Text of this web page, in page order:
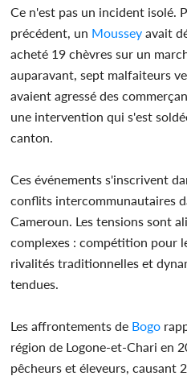
Ce n'est pas un incident isolé.
précédent, un Moussey avait
acheté 19 chèvres sur un
auparavant, sept malfaiteurs
avaient agressé des
une intervention qui s'est
canton.
Ces événements s'inscrivent
conflits intercommunautaires
Cameroun. Les tensions sont
complexes : compétition pour
rivalités traditionnelles et
tendues.
Les affrontements de Bogo
région de Logone-et-Chari en
pêcheurs et éleveurs, causant